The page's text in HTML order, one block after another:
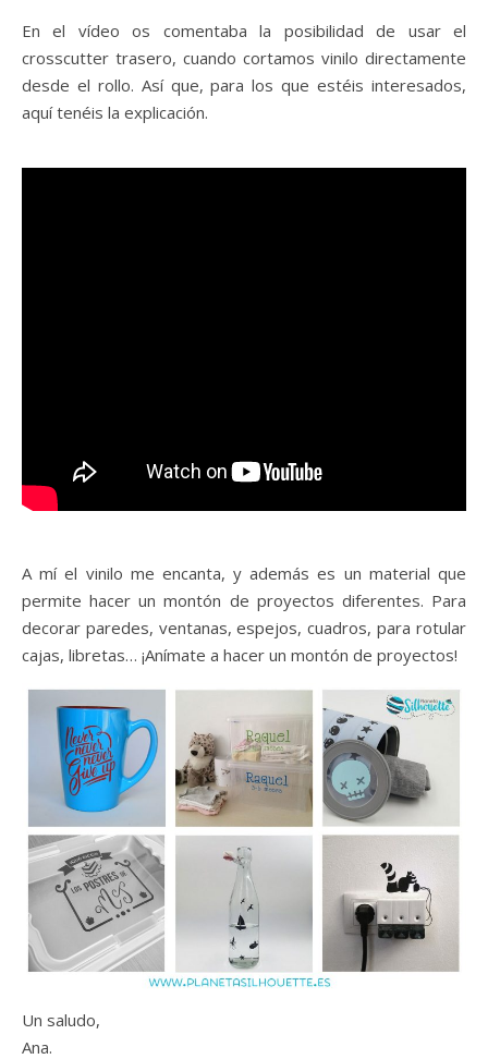
En el vídeo os comentaba la posibilidad de usar el
crosscutter trasero, cuando cortamos vinilo directamente
desde el rollo. Así que, para los que estéis interesados,
aquí tenéis la explicación.
A mí el vinilo me encanta, y además es un material que
permite hacer un montón de proyectos diferentes. Para
decorar paredes, ventanas, espejos, cuadros, para rotular
cajas, libretas… ¡Anímate a hacer un montón de proyectos!
Un saludo,
Ana.